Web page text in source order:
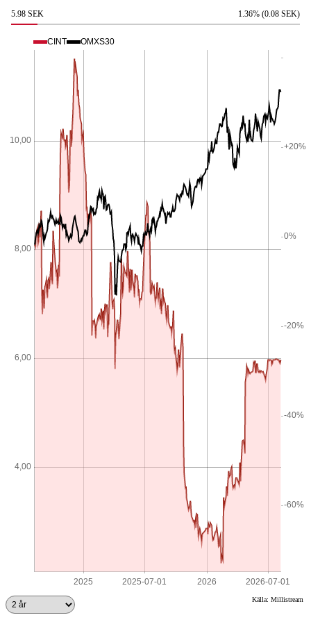
5.98 SEK 1.36% (0.08 SEK)
CINT OMXS30
Källa: Millistream